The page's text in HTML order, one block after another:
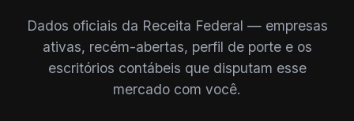
Dados oficiais da Receita Federal — empresas
ativas, recém-abertas, perfil de porte e os
escritórios contábeis que disputam esse
mercado com você.